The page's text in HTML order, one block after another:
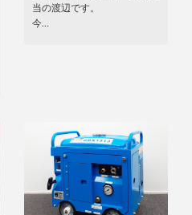
当の渡辺です。
今…